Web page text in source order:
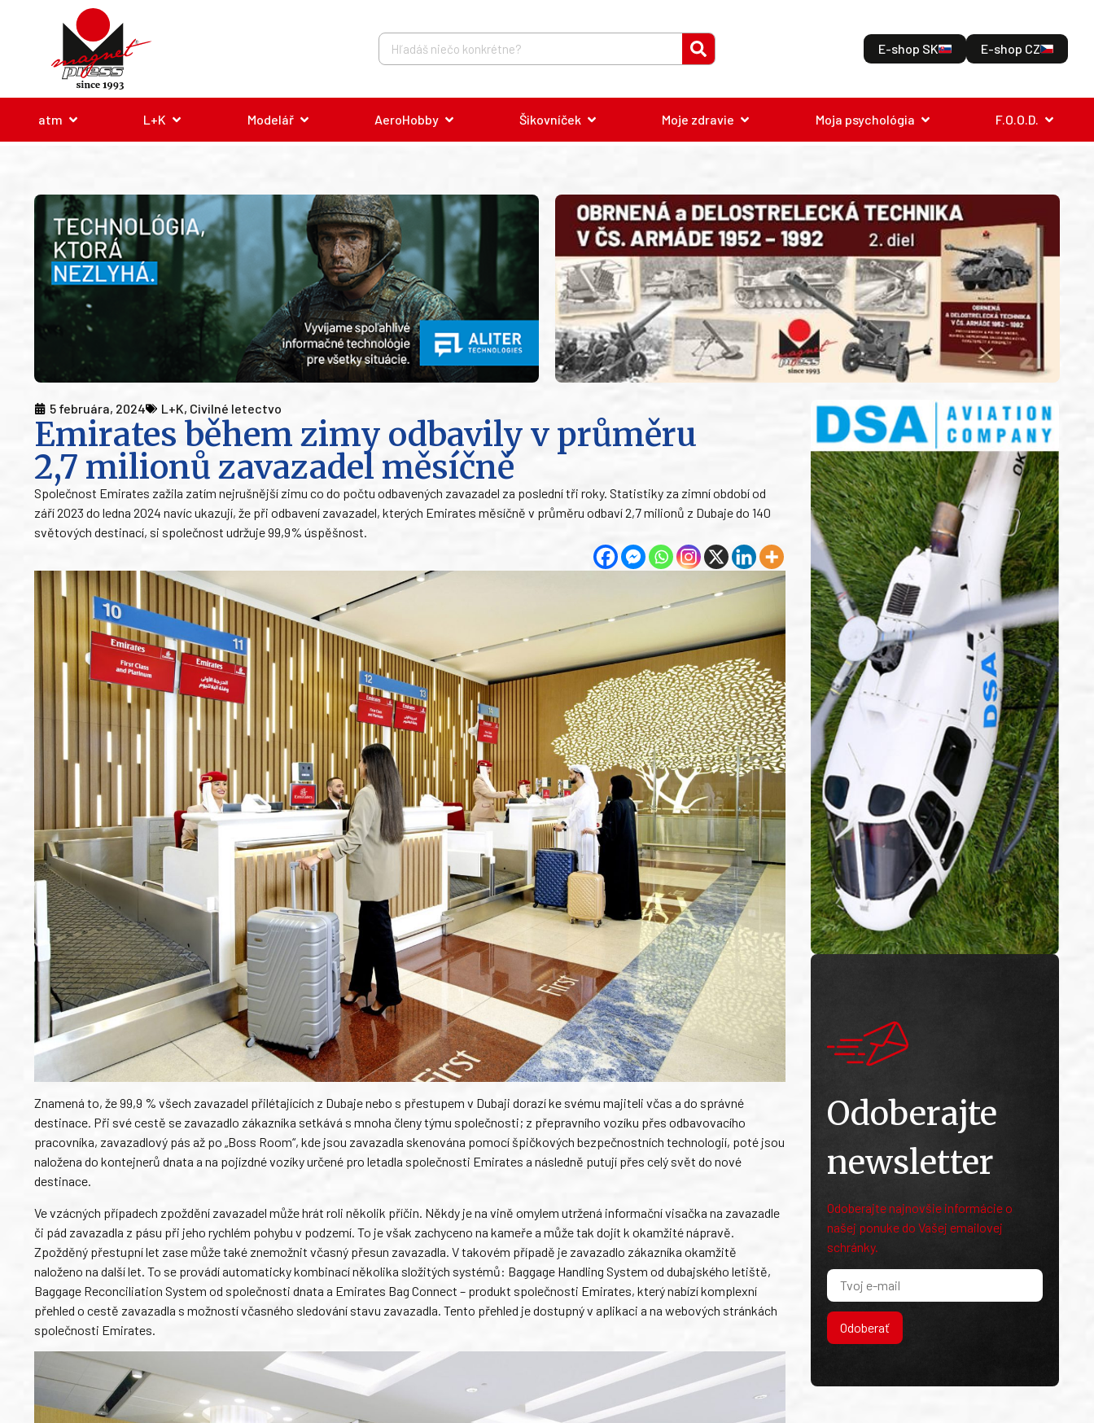
E-shop SK E-shop CZ
atm L+K Modelář AeroHobby Šikovníček Moje zdravie Moja psychológia F.O.O.D.
5 februára, 2024 L+K, Civilné letectvo
Emirates během zimy odbavily v průměru
2,7 milionů zavazadel měsíčně
Společnost Emirates zažila zatím nejrušnější zimu co do počtu odbavených zavazadel za poslední tři roky. Statistiky za zimní období od
září 2023 do ledna 2024 navíc ukazují, že při odbavení zavazadel, kterých Emirates měsíčně v průměru odbaví 2,7 milionů z Dubaje do 140
světových destinací, si společnost udržuje 99,9% úspěšnost.
Znamená to, že 99,9 % všech zavazadel přilétajících z Dubaje nebo s přestupem v Dubaji dorazí ke svému majiteli včas a do správné
destinace. Při své cestě se zavazadlo zákazníka setkává s mnoha členy týmu společnosti; z přepravního vozíku přes odbavovacího
pracovníka, zavazadlový pás až po „Boss Room“, kde jsou zavazadla skenována pomocí špičkových bezpečnostních technologií, poté jsou
naložena do kontejnerů dnata a na pojízdné vozíky určené pro letadla společnosti Emirates a následně putují přes celý svět do nové
destinace.
Ve vzácných případech zpoždění zavazadel může hrát roli několik příčin. Někdy je na vině omylem utržená informační visačka na zavazadle
či pád zavazadla z pásu při jeho rychlém pohybu v podzemí. To je však zachyceno na kameře a může tak dojít k okamžité nápravě.
Zpožděný přestupní let zase může také znemožnit včasný přesun zavazadla. V takovém případě je zavazadlo zákazníka okamžitě
naloženo na další let. To se provádí automaticky kombinací několika složitých systémů: Baggage Handling System od dubajského letiště,
Baggage Reconciliation System od společnosti dnata a Emirates Bag Connect – produkt společnosti Emirates, který nabízí komplexní
přehled o cestě zavazadla s možností včasného sledování stavu zavazadla. Tento přehled je dostupný v aplikaci a na webových stránkách
společnosti Emirates.
Odoberajte
newsletter
Odoberajte najnovšie informácie o
našej ponuke do Vašej emailovej
schránky.
Odoberať